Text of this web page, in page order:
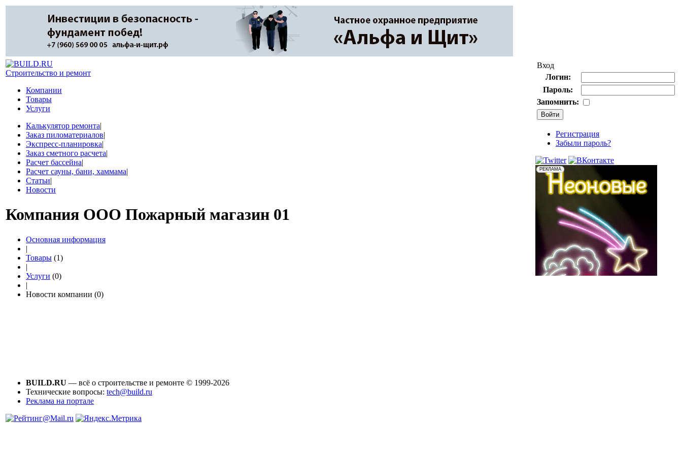
Строительство и ремонт
Компании
Товары
Услуги
Калькулятор ремонта|
Заказ пиломатериалов|
Экспресс-планировка|
Заказ сметного расчета|
Расчет бассейна|
Расчет сауны, бани, хаммама|
Статьи|
Новости
Компания ООО Пожарный магазин 01
Основная информация
|
Товары (1)
|
Услуги (0)
|
Новости компании (0)
Вход
Логин:
Пароль:
Запомнить:
Регистрация
Забыли пароль?
BUILD.RU — всё о строительстве и ремонте © 1999-2026
Технические вопросы: tech@build.ru
Реклама на портале